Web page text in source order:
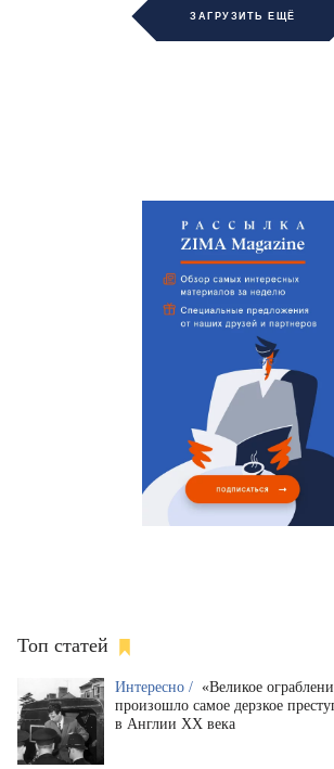
ЗАГРУЗИТЬ ЕЩЁ
Топ статей
Интересно / «Великое
произошло самое дерзкое
в Англии XX века